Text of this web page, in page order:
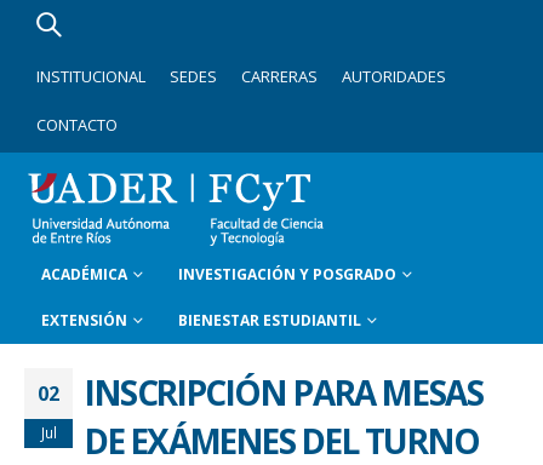
INSTITUCIONAL SEDES CARRERAS AUTORIDADES
CONTACTO
ACADÉMICA INVESTIGACIÓN Y POSGRADO
EXTENSIÓN BIENESTAR ESTUDIANTIL
02
Jul
INSCRIPCIÓN PARA MESAS
DE EXÁMENES DEL TURNO